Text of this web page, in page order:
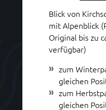
Blick von
mit Alpenblick
Original bis zu
verfügbar)
zum
gleichen
zum
gleichen